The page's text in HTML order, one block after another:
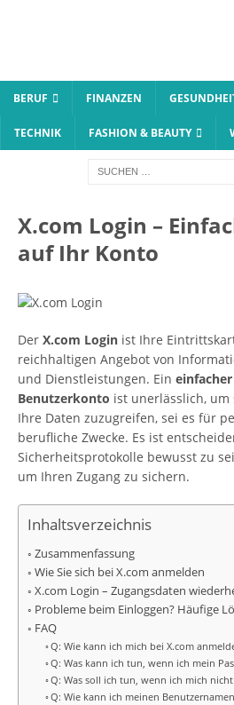
BERUF FINANZEN
TECHNIK FASHION & BEAUTY
X.com Login –
auf Ihr Konto
Der X.com Login ist Ihre
reichhaltigen Angebot von
und Dienstleistungen. Ein
Benutzerkonto ist unerlässlich,
Ihre Daten zuzugreifen, sei es für
berufliche Zwecke. Es ist
Sicherheitsprotokolle bewusst zu
um Ihren Zugang zu sichern.
Inhaltsverzeichnis
Zusammenfassung
Wie Sie sich bei X.com anmelden
X.com Login – Zugangsdaten
Probleme beim Einloggen? Häufige
FAQ
Q: Wie kann ich mich bei X.com
Q: Was kann ich tun, wenn ich mein
Q: Was soll ich tun, wenn ich mich
Q: Wie kann ich meinen